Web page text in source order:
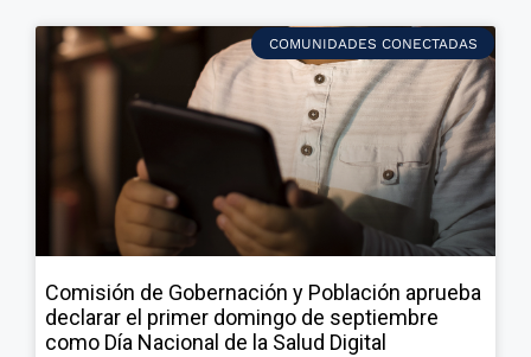
COMUNIDADES CONECTADAS
Comisión de Gobernación y Población aprueba
declarar el primer domingo de septiembre
como Día Nacional de la Salud Digital